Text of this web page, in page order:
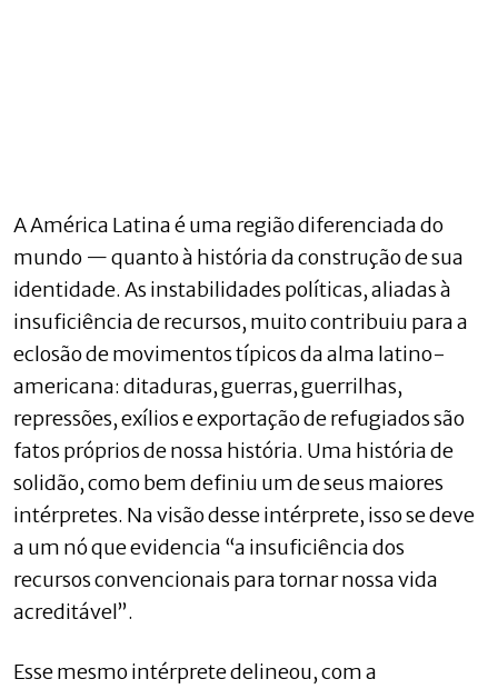
A América Latina é uma região diferenciada do
mundo — quanto à história da construção de sua
identidade. As instabilidades políticas, aliadas à
insuficiência de recursos, muito contribuiu para a
eclosão de movimentos típicos da alma latino-
americana: ditaduras, guerras, guerrilhas,
repressões, exílios e exportação de refugiados são
fatos próprios de nossa história. Uma história de
solidão, como bem definiu um de seus maiores
intérpretes. Na visão desse intérprete, isso se deve
a um nó que evidencia “a in­suficiência dos
recursos convencionais para tornar nossa vida
acreditável”.
Esse mesmo intérprete delineou, com a